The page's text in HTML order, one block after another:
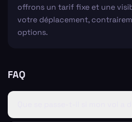
offrons un tarif fixe et une
votre déplacement,
options.
FAQ